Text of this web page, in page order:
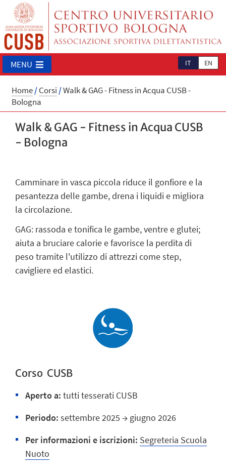
IT EN
MENU
Home/Corsi /Walk & GAG - Fitness in Acqua CUSB -
Bologna
Walk & GAG - Fitness in Acqua CUSB
- Bologna
Camminare in vasca piccola riduce il gonfiore e la
pesantezza delle gambe, drena i liquidi e migliora
la circolazione.
GAG: rassoda e tonifica le gambe, ventre e glutei;
aiuta a bruciare calorie e favorisce la perdita di
peso tramite l'utilizzo di attrezzi come step,
cavigliere ed elastici.
Corso CUSB
Aperto a: tutti tesserati CUSB
Periodo: settembre 2025 → giugno 2026
Per informazioni e iscrizioni: Segreteria Scuola
Nuoto